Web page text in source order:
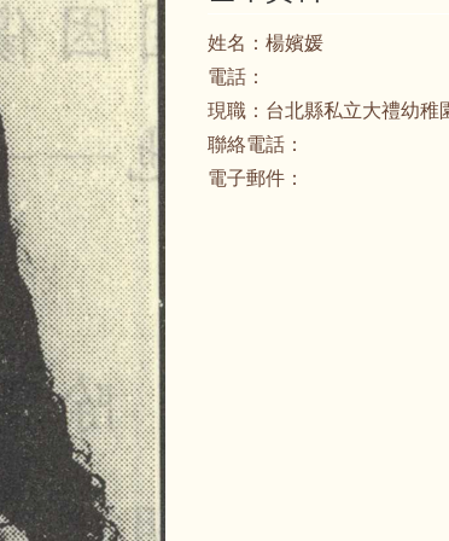
姓名： 楊嬪媛
電話：
現職： 台北縣私立大禮幼稚
聯絡電話：
電子郵件：